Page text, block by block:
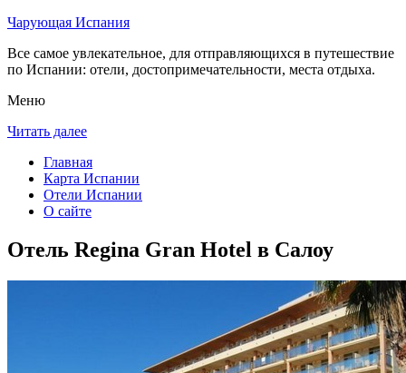
Чарующая Испания
Все самое увлекательное, для отправляющихся в путешествие
по Испании: отели, достопримечательности, места отдыха.
Меню
Читать далее
Главная
Карта Испании
Отели Испании
О сайте
Отель Regina Gran Hotel в Салоу